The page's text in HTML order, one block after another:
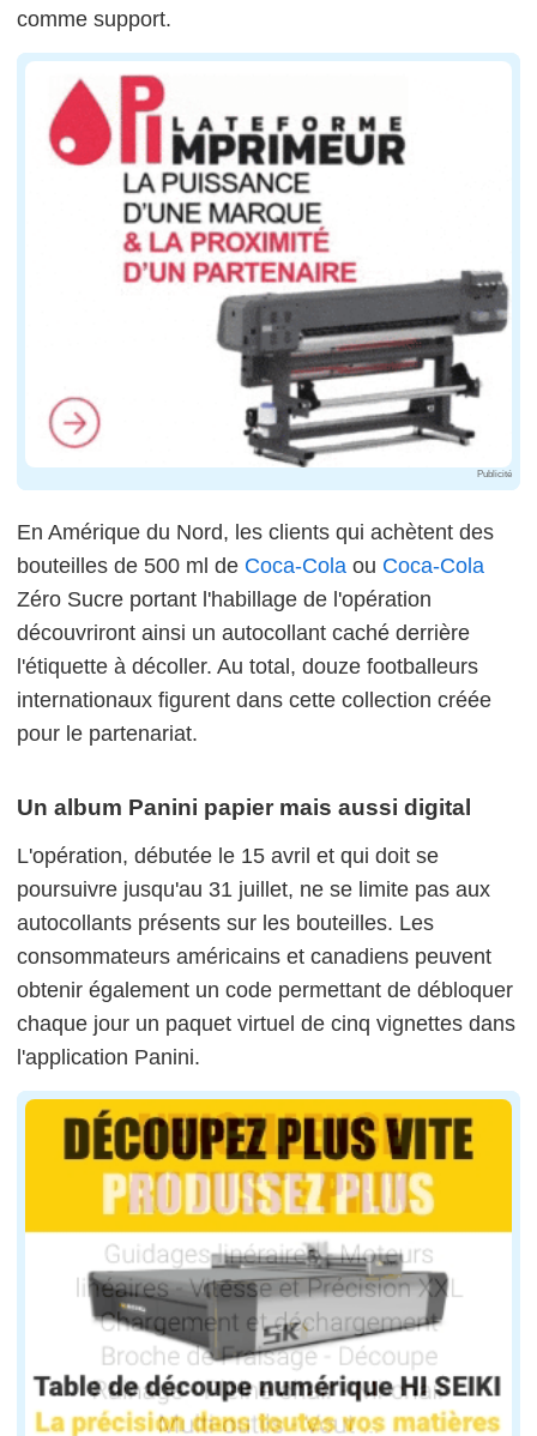
comme support.
Publicité
En Amérique du Nord, les clients qui achètent des
bouteilles de 500 ml de Coca-Cola ou Coca-Cola
Zéro Sucre portant l'habillage de l'opération
découvriront ainsi un autocollant caché derrière
l'étiquette à décoller. Au total, douze footballeurs
internationaux figurent dans cette collection créée
pour le partenariat.
Un album Panini papier mais aussi digital
L'opération, débutée le 15 avril et qui doit se
poursuivre jusqu'au 31 juillet, ne se limite pas aux
autocollants présents sur les bouteilles. Les
consommateurs américains et canadiens peuvent
obtenir également un code permettant de débloquer
chaque jour un paquet virtuel de cinq vignettes dans
l'application Panini.